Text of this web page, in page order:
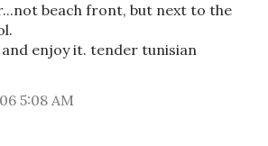
beach front, but next to the
enjoy it. tender tunisian
5:08 AM